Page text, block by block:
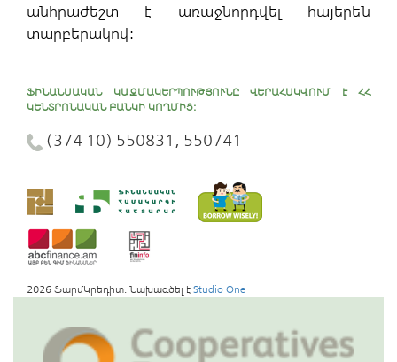
անհրաժեշտ է առաջնորդվել հայերեն
տարբերակով:
ՖԻՆԱՆՍԱԿԱՆ ԿԱԶՄԱԿԵՐՊՈՒԹՅՈՒՆԸ ՎԵՐԱՀՍԿՎՈՒՄ Է ՀՀ
ԿԵՆՏՐՈՆԱԿԱՆ ԲԱՆԿԻ ԿՈՂՄԻՑ:
(374 10) 550831, 550741
2026 ՖարմԿրեդիտ. Նախագծել է Studio One